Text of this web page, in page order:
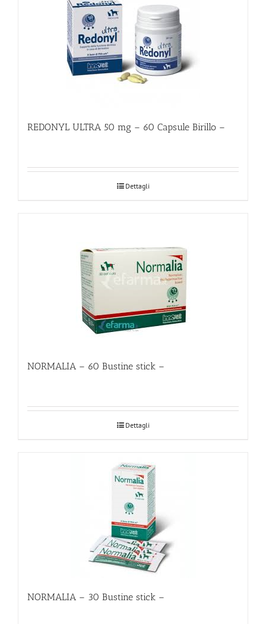
REDONYL ULTRA 50 mg – 60 Capsule Birillo –
Dettagli
NORMALIA – 60 Bustine stick –
Dettagli
NORMALIA – 30 Bustine stick –